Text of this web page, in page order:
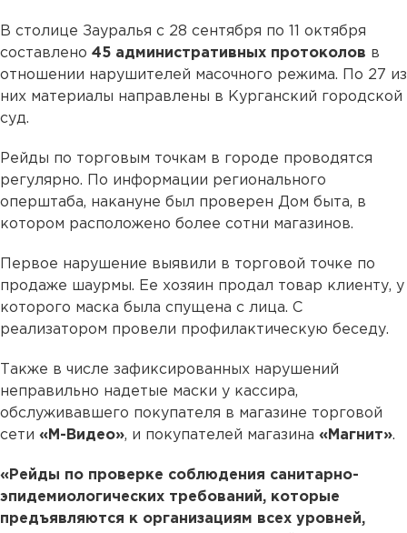
В столице Зауралья с 28 сентября по 11 октября
составлено 45 административных протоколов в
отношении нарушителей масочного режима. По 27 из
них материалы направлены в Курганский городской
суд.
Рейды по торговым точкам в городе проводятся
регулярно. По информации регионального
оперштаба, накануне был проверен Дом быта, в
котором расположено более сотни магазинов.
Первое нарушение выявили в торговой точке по
продаже шаурмы. Ее хозяин продал товар клиенту, у
которого маска была спущена с лица. С
реализатором провели профилактическую беседу.
Также в числе зафиксированных нарушений
неправильно надетые маски у кассира,
обслуживавшего покупателя в магазине торговой
сети «М-Видео», и покупателей магазина «Магнит».
«Рейды по проверке соблюдения санитарно-
эпидемиологических требований, которые
предъявляются к организациям всех уровней,